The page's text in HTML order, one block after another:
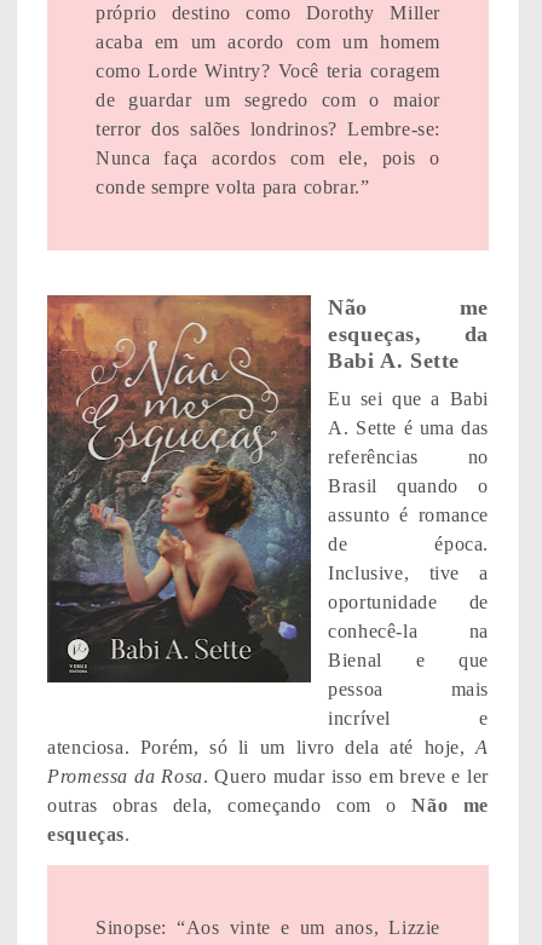
próprio destino como Dorothy Miller
acaba em um acordo com um homem
como Lorde Wintry? Você teria coragem
de guardar um segredo com o maior
terror dos salões londrinos? Lembre-se:
Nunca faça acordos com ele, pois o
conde sempre volta para cobrar.”
Não me
esqueças, da
Babi A. Sette
Eu sei que a Babi
A. Sette é uma das
referências no
Brasil quando o
assunto é romance
de época.
Inclusive, tive a
oportunidade de
conhecê-la na
Bienal e que
pessoa mais
incrível e
atenciosa. Porém, só li um livro dela até hoje,A
Promessa da Rosa. Quero mudar isso em breve e ler
outras obras dela, começando com oNão me
esqueças.
Sinopse: “Aos vinte e um anos, Lizzie